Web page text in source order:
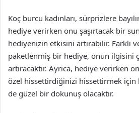
Koç burcu kadınları, sürprizlere
hediye verirken onu şaşırtacak bir
hediyenizin etkisini artırabilir. Farklı
paketlenmiş bir hediye, onun ilgisini
artıracaktır. Ayrıca, hediye verirken
özel hissettirdiğinizi hissettirmek için
de güzel bir dokunuş olacaktır.